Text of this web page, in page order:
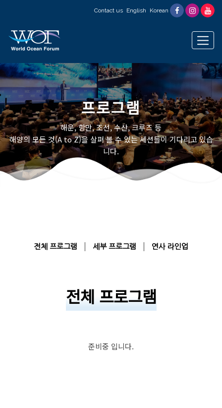
Contact us English Korean
프로그램
해운, 항만, 조선, 수산, 크루즈 등
해양의 모든 것(A to Z)을 살펴 볼 수 있는 세션들이 기다리고 있습
니다.
전체 프로그램 세부 프로그램 연사 라인업
전체 프로그램
준비중 입니다.